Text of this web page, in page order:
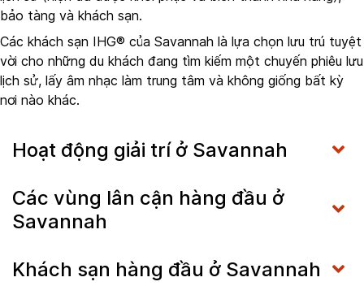
bảo tàng và khách sạn.
Các khách sạn IHG® của Savannah là lựa chọn lưu trú tuyệt
vời cho những du khách đang tìm kiếm một chuyến phiêu lưu
lịch sử, lấy âm nhạc làm trung tâm và không giống bất kỳ
nơi nào khác.
Hoạt động giải trí ở Savannah
Các vùng lân cận hàng đầu ở
Savannah
Khách sạn hàng đầu ở Savannah